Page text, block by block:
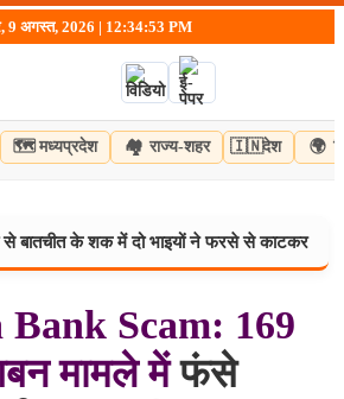
9 अगस्त, 2026 | 12:34:54 PM
🗺️ मध्यप्रदेश 🏘️ राज्य-शहर 🇮🇳देश 🌍
के शक में दो भाइयों ने फरसे से काटकर की हत्या, दोनों
Bank Scam: 169
मामले मेंफंसे